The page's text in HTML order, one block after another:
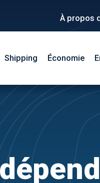
À propos
Shipping Économie